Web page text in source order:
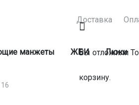
Доставка
манжеты ЖБИ Люки
Вы отложили
корзину.